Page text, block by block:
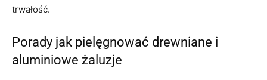
trwałość.
Porady jak pielęgnować drewniane i
aluminiowe żaluzje